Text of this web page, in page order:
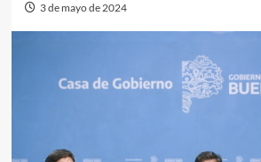
3 de mayo de 2024